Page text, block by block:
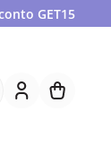
GET15